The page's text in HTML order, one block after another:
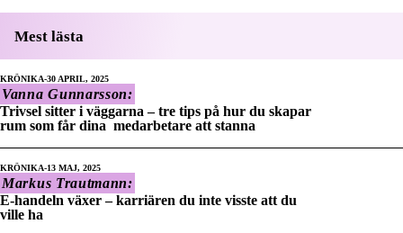
Mest lästa
KRÖNIKA 30 APRIL, 2025
Vanna Gunnarsson:
Trivsel sitter i väggarna – tre tips på hur du skapar
rum som får dina medarbetare att stanna
KRÖNIKA 13 MAJ, 2025
Markus Trautmann:
E-handeln växer – karriären du inte visste att du
ville ha